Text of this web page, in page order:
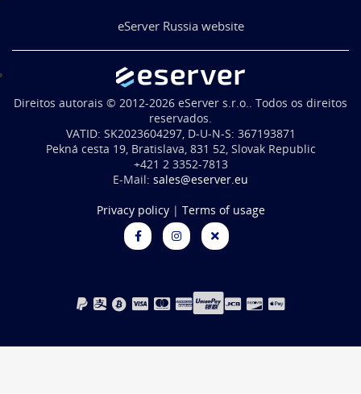
eServer Russia website
Direitos autorais © 2012-2026 eServer s.r.o.. Todos os direitos
reservados.
VATID: SK2023604297, D-U-N-S: 367193871
Pekná cesta 19, Bratislava, 831 52, Slovak Republic
+421 2 3352-7813
E-Mail: sales@eserver.eu
Privacy policy| Terms of usage